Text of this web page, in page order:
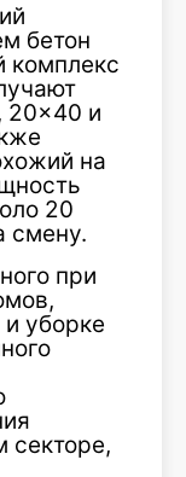
бетон
комплекс
20×40 и
на
20
смену.
при
уборке
секторе,